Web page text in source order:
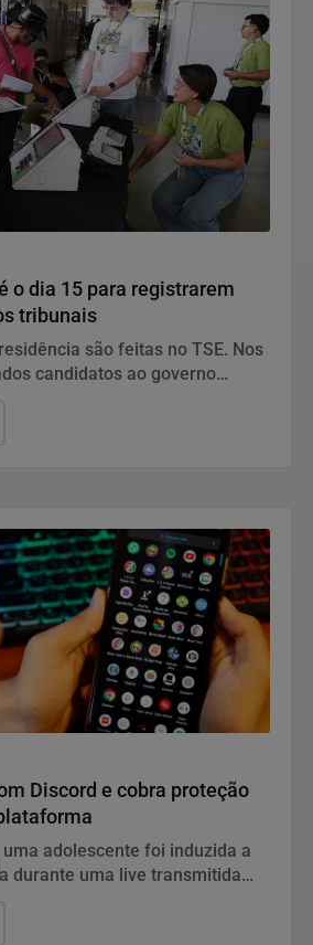
o dia 15 para registrarem
tribunais
são feitas no TSE. Nos
candidatos ao governo
e distrital.
Discord e cobra proteção
uma adolescente foi induzida a
durante uma live transmitida